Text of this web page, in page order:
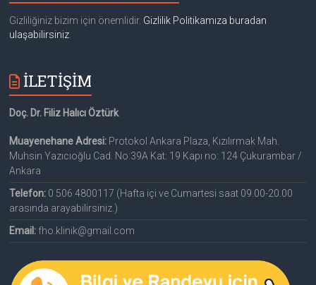
Gizliliğiniz bizim için önemlidir. Gizlilik Politikamıza buradan
ulaşabilirsiniz
İLETİŞİM
Doç. Dr. Filiz Halıcı Öztürk
Muayenehane Adresi: Protokol Ankara Plaza, Kızılırmak Mah.
Muhsin Yazıcıoğlu Cad. No:39A Kat: 19 Kapı no: 124 Çukurambar /
Ankara
Telefon: 0 506 4800117 (Hafta içi ve Cumartesi saat 09.00-20.00
arasında arayabilirsiniz.)
Email: fho.klinik@gmail.com